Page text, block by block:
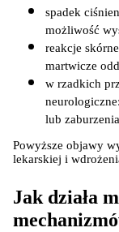
spadek
możliwość
reakcje
martwicze
w rzadkich
lub
Powyższe objawy
lekarskiej i
Jak działa